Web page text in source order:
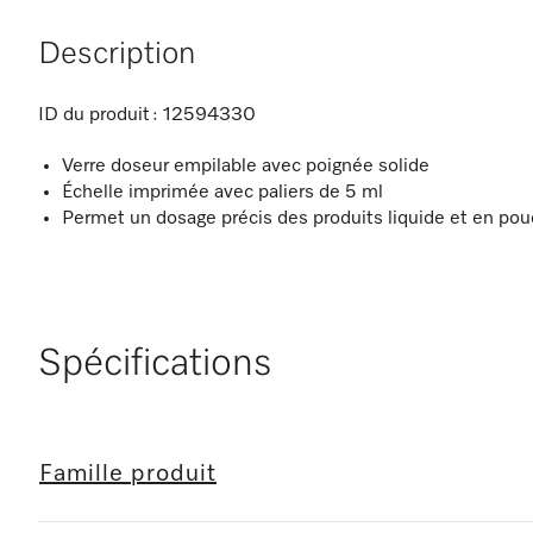
Description
ID du produit : 12594330
Verre doseur empilable avec poignée solide
Échelle imprimée avec paliers de 5 ml
Permet un dosage précis des produits liquide et en
Spécifications
Famille produit